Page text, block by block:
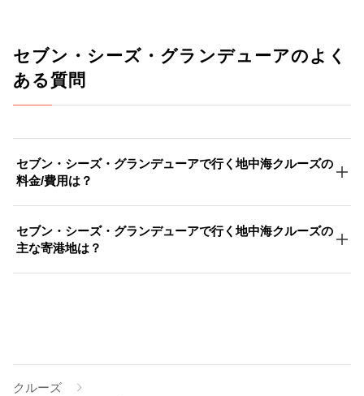
セブン・シーズ・グランデューアのよく
ある質問
セブン・シーズ・グランデューアで行く地中海クルーズの
料金/費用は？
セブン・シーズ・グランデューアで行く地中海クルーズの
主な寄港地は？
クルーズ